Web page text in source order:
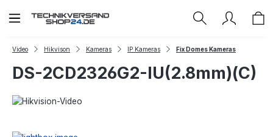
Zum Hauptinhalt springen
Video Hikvison Kameras IP Kameras Fix Domes Kameras
DS-2CD2326G2-IU(2.8mm)(C)